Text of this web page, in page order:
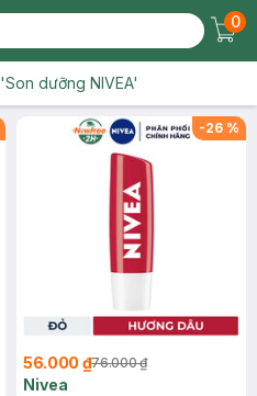
0
'Son dưỡng NIVEA'
-26 %
56.000 ₫76.000 ₫
Nivea